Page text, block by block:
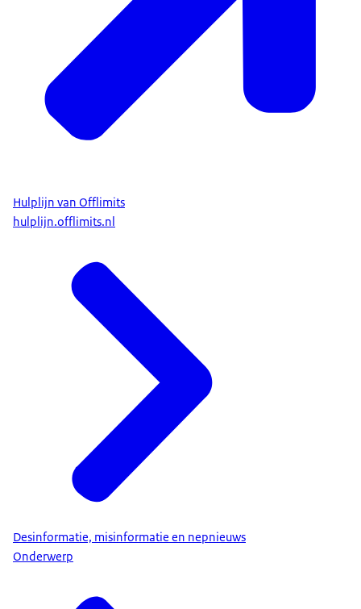
Hulplijn van Offlimits
hulplijn.offlimits.nl
Desinformatie, misinformatie en nepnieuws
Onderwerp